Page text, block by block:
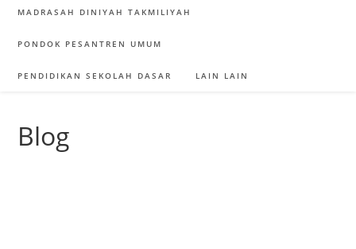
MADRASAH DINIYAH TAKMILIYAH
PONDOK PESANTREN UMUM
PENDIDIKAN SEKOLAH DASAR LAIN LAIN
Blog